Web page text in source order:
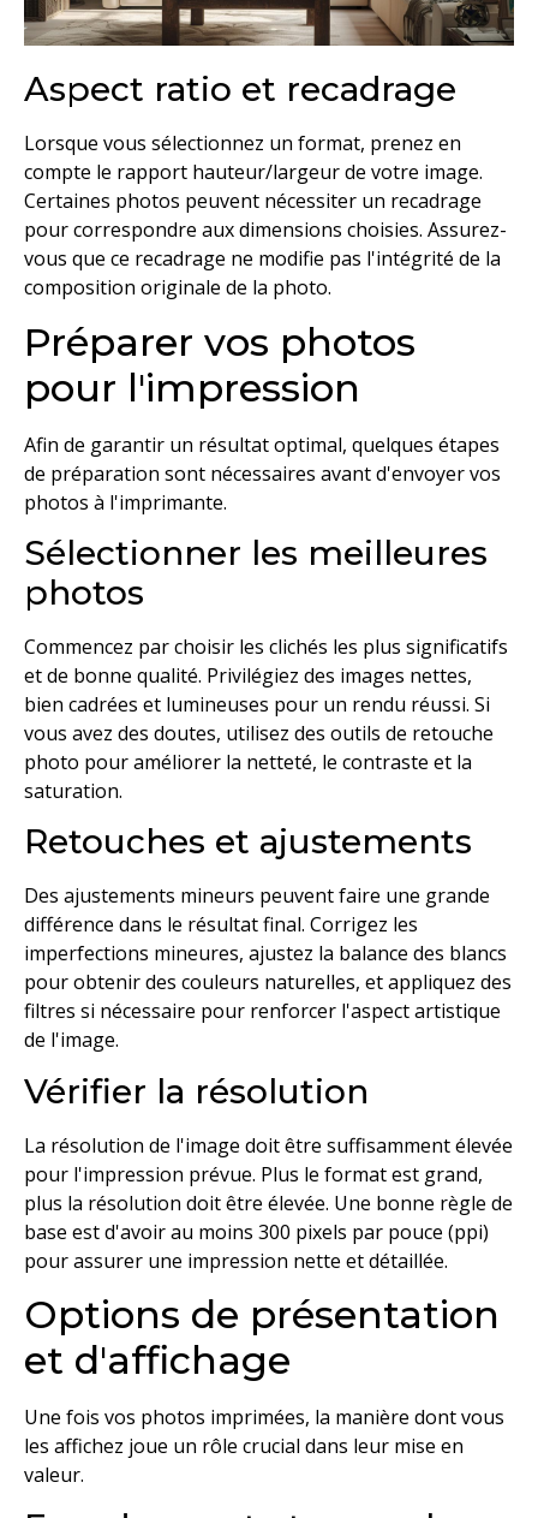
Aspect ratio et recadrage
Lorsque vous sélectionnez un format, prenez en
compte le rapport hauteur/largeur de votre image.
Certaines photos peuvent nécessiter un recadrage
pour correspondre aux dimensions choisies. Assurez-
vous que ce recadrage ne modifie pas l'intégrité de la
composition originale de la photo.
Préparer vos photos
pour l'impression
Afin de garantir un résultat optimal, quelques étapes
de préparation sont nécessaires avant d'envoyer vos
photos à l'imprimante.
Sélectionner les meilleures
photos
Commencez par choisir les clichés les plus significatifs
et de bonne qualité. Privilégiez des images nettes,
bien cadrées et lumineuses pour un rendu réussi. Si
vous avez des doutes, utilisez des outils de retouche
photo pour améliorer la netteté, le contraste et la
saturation.
Retouches et ajustements
Des ajustements mineurs peuvent faire une grande
différence dans le résultat final. Corrigez les
imperfections mineures, ajustez la balance des blancs
pour obtenir des couleurs naturelles, et appliquez des
filtres si nécessaire pour renforcer l'aspect artistique
de l'image.
Vérifier la résolution
La résolution de l'image doit être suffisamment élevée
pour l'impression prévue. Plus le format est grand,
plus la résolution doit être élevée. Une bonne règle de
base est d'avoir au moins 300 pixels par pouce (ppi)
pour assurer une impression nette et détaillée.
Options de présentation
et d'affichage
Une fois vos photos imprimées, la manière dont vous
les affichez joue un rôle crucial dans leur mise en
valeur.